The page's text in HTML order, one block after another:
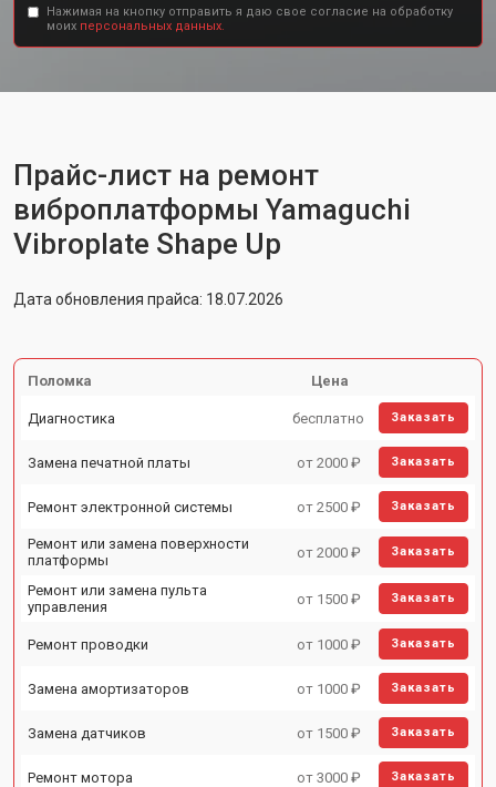
Нажимая на кнопку отправить я даю свое согласие на обработку
моих персональных данных.
Прайс-лист на ремонт
виброплатформы Yamaguchi
Vibroplate Shape Up
Дата обновления прайса: 18.07.2026
Поломка Цена
Диагностика бесплатно Заказать
Замена печатной платы от 2000 ₽ Заказать
Ремонт электронной системы от 2500 ₽ Заказать
Ремонт или замена поверхности
платформы
от 2000 ₽ Заказать
Ремонт или замена пульта
управления
от 1500 ₽ Заказать
Ремонт проводки от 1000 ₽ Заказать
Замена амортизаторов от 1000 ₽ Заказать
Замена датчиков от 1500 ₽ Заказать
Ремонт мотора от 3000 ₽ Заказать